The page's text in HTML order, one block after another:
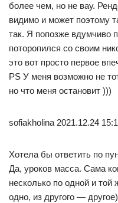
более чем, но не вау.
видимо и может поэтому
так. Я попозже вдумчиво
поторопился со своим
это вот просто первое
PS У меня возможно не
но что меня остановит )))
sofiakholina 2021.12.24
Хотела бы ответить по
Да, уроков масса. Сама
несколько по одной и
одно, из другого —